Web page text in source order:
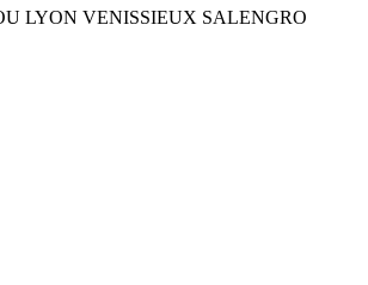
LYON VENISSIEUX SALENGRO